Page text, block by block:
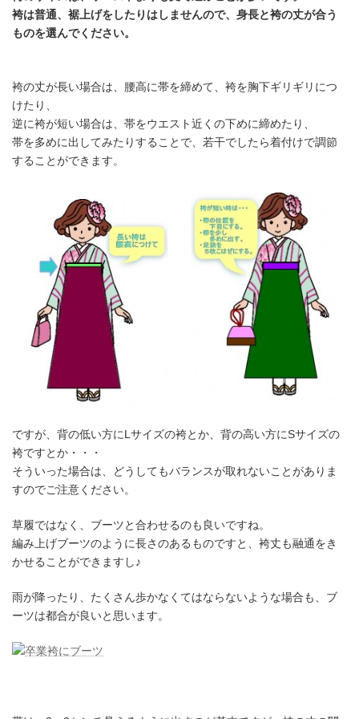
袴は普通、裾上げをしたりはしませんので、身長と袴の丈が合う
ものを選んでください。
袴の丈が長い場合は、腰高に帯を締めて、袴を胸下ギリギリにつ
けたり、
逆に袴が短い場合は、帯をウエスト近くの下めに締めたり、
帯を多めに出してみたりすることで、若干でしたら着付けで調節
することができます。
ですが、背の低い方にLサイズの袴とか、背の高い方にSサイズの
袴ですとか・・・
そういった場合は、どうしてもバランスが取れないことがありま
すのでご注意ください。
草履ではなく、ブーツと合わせるのも良いですね。
編み上げブーツのように長さのあるものですと、袴丈も融通をき
かせることができますし♪
雨が降ったり、たくさん歩かなくてはならないような場合も、ブ
ーツは都合が良いと思います。